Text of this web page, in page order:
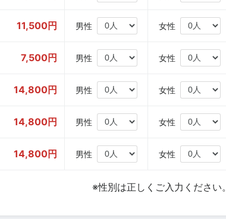
11,500円 男性 女性
7,500円 男性 女性
14,800円 男性 女性
14,800円 男性 女性
14,800円 男性 女性
※性別は正しくご入力ください。